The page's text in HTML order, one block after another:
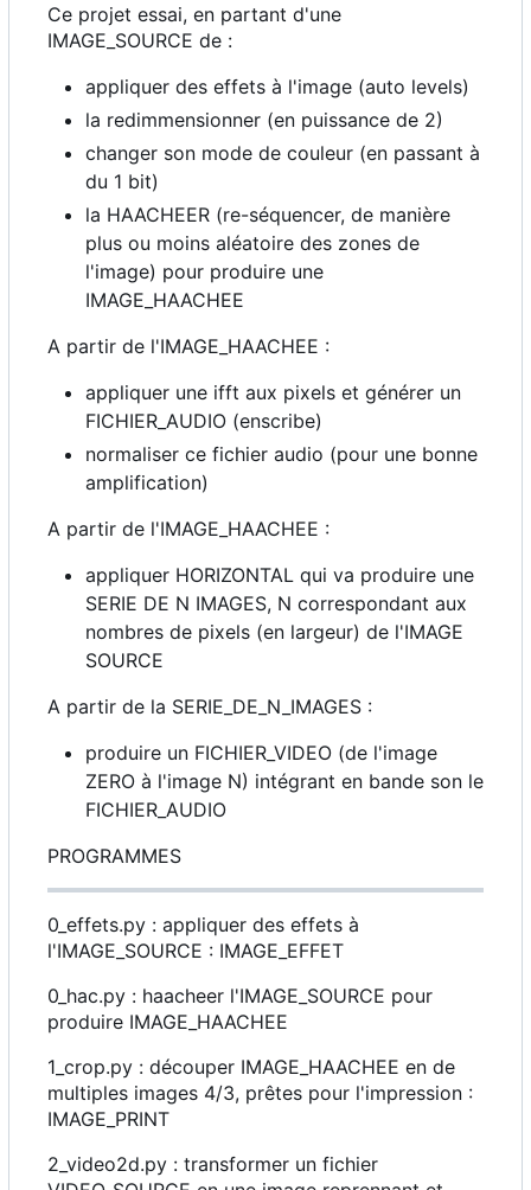
Ce projet essai, en partant d'une
IMAGE_SOURCE de :
appliquer des effets à l'image (auto levels)
la redimmensionner (en puissance de 2)
changer son mode de couleur (en passant à
du 1 bit)
la HAACHEER (re-séquencer, de manière
plus ou moins aléatoire des zones de
l'image) pour produire une
IMAGE_HAACHEE
A partir de l'IMAGE_HAACHEE :
appliquer une ifft aux pixels et générer un
FICHIER_AUDIO (enscribe)
normaliser ce fichier audio (pour une bonne
amplification)
A partir de l'IMAGE_HAACHEE :
appliquer HORIZONTAL qui va produire une
SERIE DE N IMAGES, N correspondant aux
nombres de pixels (en largeur) de l'IMAGE
SOURCE
A partir de la SERIE_DE_N_IMAGES :
produire un FICHIER_VIDEO (de l'image
ZERO à l'image N) intégrant en bande son le
FICHIER_AUDIO
PROGRAMMES
0_effets.py : appliquer des effets à
l'IMAGE_SOURCE : IMAGE_EFFET
0_hac.py : haacheer l'IMAGE_SOURCE pour
produire IMAGE_HAACHEE
1_crop.py : découper IMAGE_HAACHEE en de
multiples images 4/3, prêtes pour l'impression :
IMAGE_PRINT
2_video2d.py : transformer un fichier